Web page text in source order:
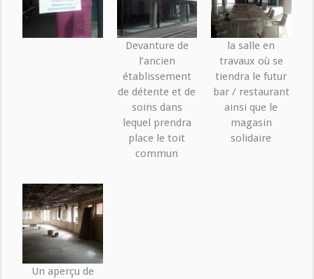
Devanture de
l’ancien
établissement
de détente et de
soins dans
lequel prendra
place le toit
commun
la salle en
travaux où se
tiendra le futur
bar / restaurant
ainsi que le
magasin
solidaire
Un aperçu de